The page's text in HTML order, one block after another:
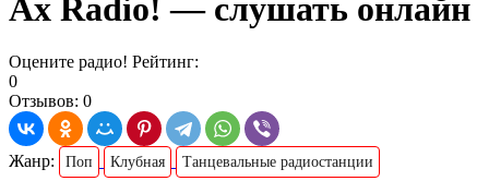
Ax Radio! — слушать онлайн
Оцените радио! Рейтинг:
0
Отзывов: 0
Жанр: Поп Клубная Танцевальные радиостанции